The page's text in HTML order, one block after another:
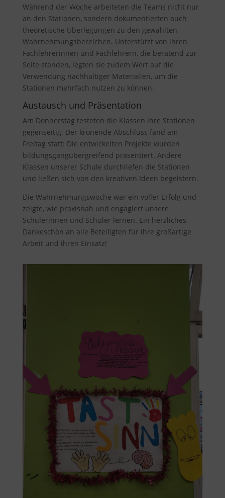
Während der Woche arbeiteten die Teams nicht nur
an den Stationen, sondern dokumentierten auch
theoretische Überlegungen zu den gewählten
Wahrnehmungsbereichen. Unterstützt von ihren
Fachlehrerinnen und Fachlehrern, die beratend zur
Seite standen, legten sie zudem Wert auf die
Verwendung nachhaltiger Materialien, um die
Stationen mehrfach nutzen zu können.
Austausch und Präsentation
Am Donnerstag testeten die Klassen ihre Stationen
gegenseitig. Der krönende Abschluss fand am
Freitag statt: Die entwickelten Projekte wurden
bildungsgangübergreifend präsentiert. Andere
Klassen unserer Schule durchliefen die Stationen
und ließen sich von den kreativen Ideen begeistern.
Die Wahrnehmungswoche war ein voller Erfolg und
zeigte, wie praxisnah und engagiert unsere
Schülerinnen und Schüler lernen. Ein herzliches
Dankeschön an alle Beteiligten für ihre großartige
Arbeit und ihren Einsatz!